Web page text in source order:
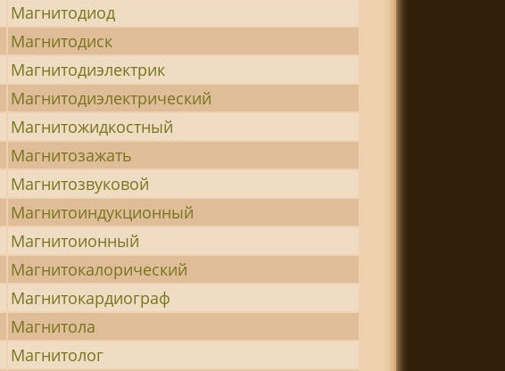
Магнитодиод
Магнитодиск
Магнитодиэлектрик
Магнитодиэлектрический
Магнитожидкостный
Магнитозажать
Магнитозвуковой
Магнитоиндукционный
Магнитоионный
Магнитокалорический
Магнитокардиограф
Магнитола
Магнитолог